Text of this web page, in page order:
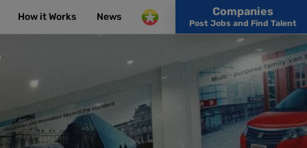
How it Works News Companies
Post Jobs and Find Talent